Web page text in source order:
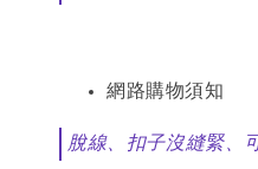
網路購物須知
脫線、扣子沒縫緊、